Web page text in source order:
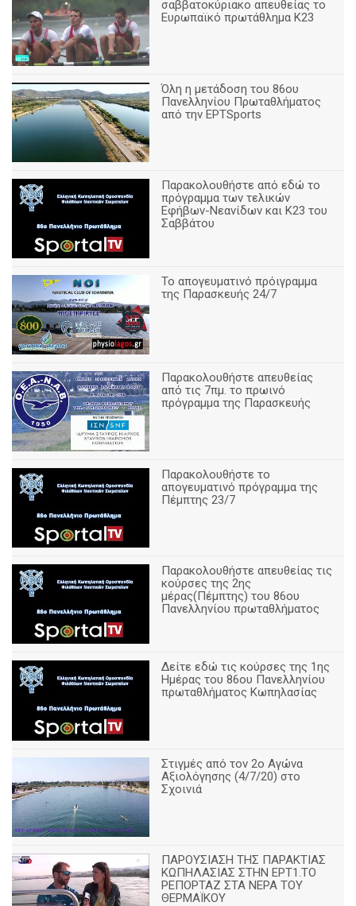
σαββατοκύριακο απευθείας το
Ευρωπαϊκό πρωτάθλημα Κ23
Όλη η μετάδοση του 86ου
Πανελληνίου Πρωταθλήματος
από την ΕΡΤSports
Παρακολουθήστε από εδώ το
πρόγραμμα των τελικών
Εφήβων-Νεανίδων και Κ23 του
Σαββάτου
Το απογευματινό πρόιγραμμα
της Παρασκευής 24/7
Παρακολουθήστε απευθείας
από τις 7πμ. το πρωινό
πρόγραμμα της Παρασκευής
Παρακολουθήστε το
απογευματινό πρόγραμμα της
Πέμπτης 23/7
Παρακολουθήστε απευθείας τις
κούρσες της 2ης
μέρας(Πέμπτης) του 86ου
Πανελληνίου πρωταθλήματος
Δείτε εδώ τις κούρσες της 1ης
Ημέρας του 86ου Πανελληνίου
πρωταθλήματος Κωπηλασίας
Στιγμές από τον 2ο Αγώνα
Αξιολόγησης (4/7/20) στο
Σχοινιά
ΠΑΡΟΥΣΙΑΣΗ ΤΗΣ ΠΑΡΑΚΤΙΑΣ
ΚΩΠΗΛΑΣΙΑΣ ΣΤΗΝ ΕΡΤ1.ΤΟ
ΡΕΠΟΡΤΑΖ ΣΤΑ ΝΕΡΑ ΤΟΥ
ΘΕΡΜΑΪΚΟΥ